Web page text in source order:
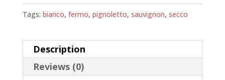
Tags: bianco, fermo, pignoletto, sauvignon, secco
Description
Reviews (0)